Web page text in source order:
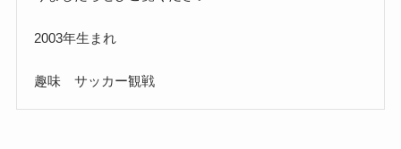
2003年生まれ
趣味 サッカー観戦